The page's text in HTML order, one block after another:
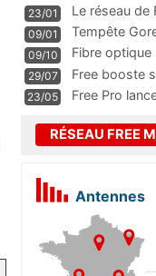
23/01
Le réseau de
m
09/01
Tempête
09/10
Fibre optique
pass
29/07
Free booste
23/05 Free Pro
RÉSEAU FREE
Antennes